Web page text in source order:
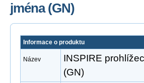
jména (GN)
Informace o produktu
Název
INSPIRE
(GN)